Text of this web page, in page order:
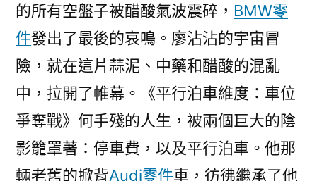
的所有空盤子被醋酸氣波震碎， BMW零
件發出了最後的哀鳴。廖沾沾的宇宙冒
險，就在這片蒜泥、中藥和醋酸的混亂
中，拉開了帷幕。《平行泊車維度：車位
爭奪戰》何手殘的人生，被兩個巨大的陰
影籠罩著：停車費，以及平行泊車。他那
輛老舊的掀背Audi零件車，彷彿繼承了他